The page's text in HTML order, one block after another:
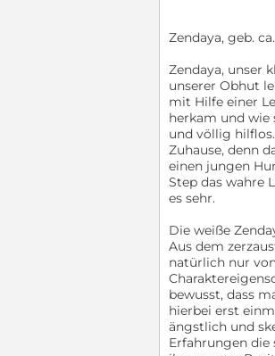
Zendaya, geb.
Zendaya, unser
unserer Obhut
mit Hilfe einer
herkam und wie
und völlig
Zuhause, denn
einen jungen
Step das wahre
es sehr.
Die weiße
Aus dem
natürlich nur
bewusst, dass
hierbei erst
ängstlich und
Erfahrungen